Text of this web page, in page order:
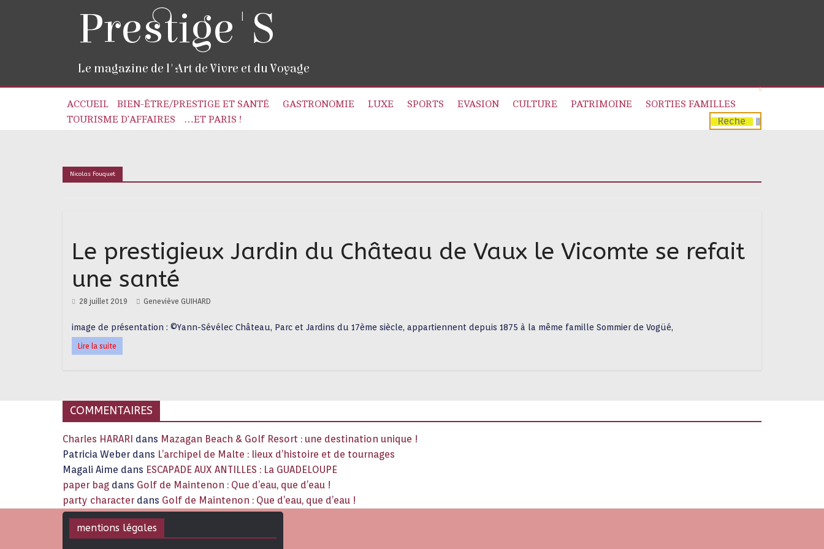
Prestige'S
Le magazine de l'Art de Vivre et du Voyage
ACCUEIL BIEN-ÊTRE/PRESTIGE ET SANTÉ GASTRONOMIE LUXE SPORTS EVASION CULTURE PATRIMOINE
SORTIES FAMILLES
TOURISME D’AFFAIRES
…ET PARIS !
Nicolas Fouquet
Le prestigieux Jardin du Château de Vaux le Vicomte se refait
une santé
28 juillet 2019 Geneviève GUIHARD
image de présentation : ©Yann-Sévélec Château, Parc et Jardins du 17ème siècle, appartiennent depuis 1875 à la même famille Sommier de Vogüé,
Lire la suite
COMMENTAIRES
Charles HARARI dans Mazagan Beach & Golf Resort : une destination unique !
Patricia Weber dans L’archipel de Malte : lieux d’histoire et de tournages
Magali Aime dans ESCAPADE AUX ANTILLES : La GUADELOUPE
paper bag dans Golf de Maintenon : Que d’eau, que d’eau !
party character dans Golf de Maintenon : Que d’eau, que d’eau !
mentions légales